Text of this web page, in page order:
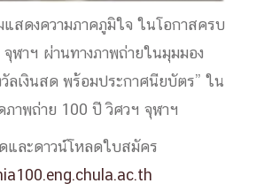
สดงความภาคภูมิใจ ในโอกาสครบ
ฬาฯ ผ่านทางภาพถ่ายในมุมมอง
วัลเงินสด พร้อมประกาศนียบัตร” ใน
ภาพถ่าย 100 ปี วิศวฯ จุฬาฯ
และดาวน์โหลดใบสมัคร